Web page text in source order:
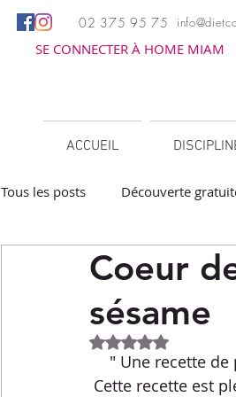
02 375 95 75
SE CONNECTER À HOME MIAM
ACCUEIL
Tous les posts Découverte
Barbecue /
Facile à réchauffer
Coeur
sésame
Noté NaN étoiles
" Une recette
Cette recette est